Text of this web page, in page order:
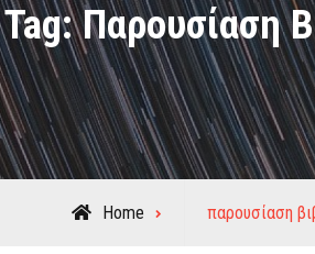
Tag:Παρουσίαση
Home
Posts
παρουσίαση